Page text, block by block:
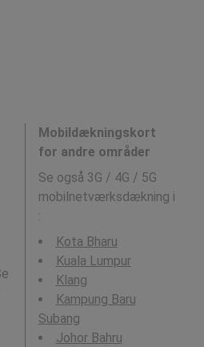
Mobildækningskort
for andre områder
Se også 3G / 4G / 5G
mobilnetværksdækning i
:
Kota Bharu
Kuala Lumpur
Klang
Kampung Baru
Subang
Johor Bahru